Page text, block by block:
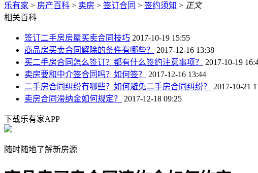
乐有家 > 房产百科 > 卖房 > 签订合同 > 签约须知 > 正文
相关百科
签订二手房房屋买卖合同技巧 2017-10-19 15:55
商品房买卖合同解除的条件有哪些？
2017-12-16 13:38
买二手房合同怎么签订？都有什么签约注意事项？
2017-10-19
卖房要和中介签合同吗？如何签？
2017-12-16 13:44
二手房合同纠纷有哪些？如何避免二手房合同纠纷？
2017-10-21
卖房合同滞纳金如何规定？
2017-12-18 09:25
下载乐有家APP
随时随地了解新房源